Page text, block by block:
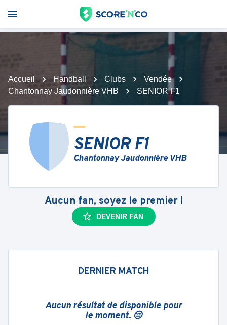
Accueil Handball Clubs
Vendée
Chantonnay Jaudonnière VHB
SENIOR F1
SENIOR F1
Chantonnay Jaudonnière VHB
Aucun fan, soyez le premier !
DEVENIR FAN
DERNIER MATCH
Aucun résultat de disponible pour
le moment. 😔